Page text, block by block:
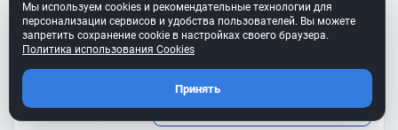
Станок лобзиковый BELMASH SS-
530VSP
34 990 ₽
В корзину
Мы используем cookies и рекомендательные технологии для
персонализации сервисов и удобства пользователей. Вы можете
запретить сохранение cookie в настройках своего браузера.
Политика использования Cookies
Принять